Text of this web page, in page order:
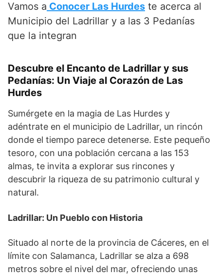
Vamos a Conocer Las Hurdes te acerca al
Municipio del Ladrillar y a las 3 Pedanías
que la integran
Descubre el Encanto de Ladrillar y sus
Pedanías: Un Viaje al Corazón de Las
Hurdes
Sumérgete en la magia de Las Hurdes y
adéntrate en el municipio de Ladrillar, un rincón
donde el tiempo parece detenerse. Este pequeño
tesoro, con una población cercana a las 153
almas, te invita a explorar sus rincones y
descubrir la riqueza de su patrimonio cultural y
natural.
Ladrillar: Un Pueblo con Historia
Situado al norte de la provincia de Cáceres, en el
límite con Salamanca, Ladrillar se alza a 698
metros sobre el nivel del mar, ofreciendo unas